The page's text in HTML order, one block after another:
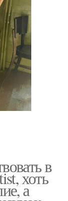
в
хоть
а